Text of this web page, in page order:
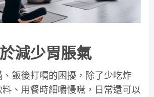
減少胃脹氣
飯後打嗝的困擾，除了少吃炸
、用餐時細嚼慢嚥，日常還可以